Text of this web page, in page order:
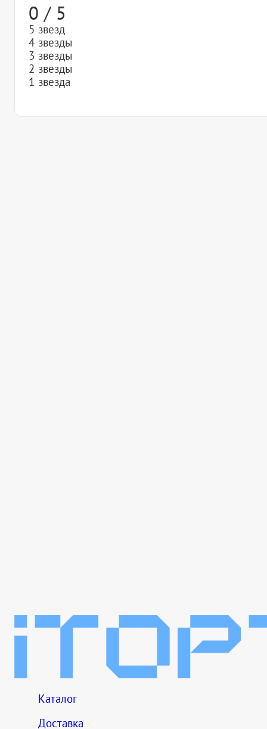
0 / 5
5 звезд
4 звезды
3 звезды
2 звезды
1 звезда
Каталог
Доставка